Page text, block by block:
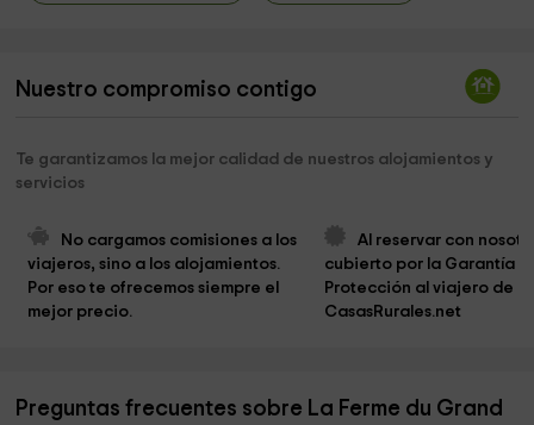
Nuestro compromiso contigo
Te garantizamos la mejor calidad de nuestros alojamientos y
servicios
No cargamos comisiones a los
viajeros, sino a los alojamientos.
Por eso te ofrecemos siempre el
mejor precio.
Al reservar con
cubierto por la Garantía
Protección al viajero de
CasasRurales.net
Preguntas frecuentes sobre La Ferme du Grand